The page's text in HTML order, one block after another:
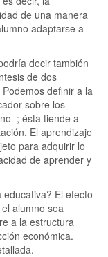
de una manera
adaptarse a
decir también
de dos
definir a la
sobre los
ésta tiende a
El aprendizaje
para adquirir lo
de aprender y
El efecto
alumno sea
a la estructura
económica.